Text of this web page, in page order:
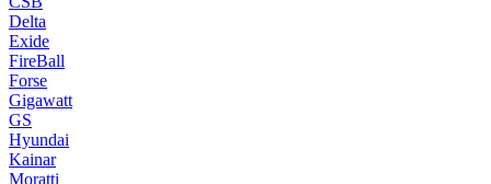
Delta
Exide
FireBall
Forse
Gigawatt
GS
Hyundai
Kainar
Moratti